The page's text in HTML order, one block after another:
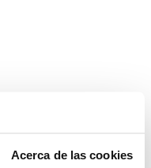
Acerca de las cookies